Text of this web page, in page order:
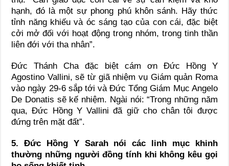
hạnh, đó là một sự phong phú khôn sánh. Hãy thức
tỉnh năng khiếu và óc sáng tạo của con cái, đặc biệt
cởi mở đối với hoạt động trong nhóm, trong tinh thần
liên đới với tha nhân”.
Đức Thánh Cha đặc biệt cám ơn Đức Hồng Y
Agostino Vallini, sẽ từ giã nhiệm vụ Giám quản Roma
vào ngày 29-6 sắp tới và Đức Tổng Giám Mục Angelo
De Donatis sẽ kế nhiệm. Ngài nói: “Trong những năm
qua, Đức Hồng Y Vallini đã giữ cho chân tôi được
đứng trên mặt đất”.
5. Đức Hồng Y Sarah nói các linh mục khinh
thường những người đồng tính khi không kêu gọi